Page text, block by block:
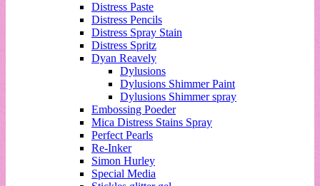
Distress Paste
Distress Pencils
Distress Spray Stain
Distress Spritz
Dyan Reavely
Dylusions
Dylusions Shimmer Paint
Dylusions Shimmer spray
Embossing Poeder
Mica Distress Stains Spray
Perfect Pearls
Re-Inker
Simon Hurley
Special Media